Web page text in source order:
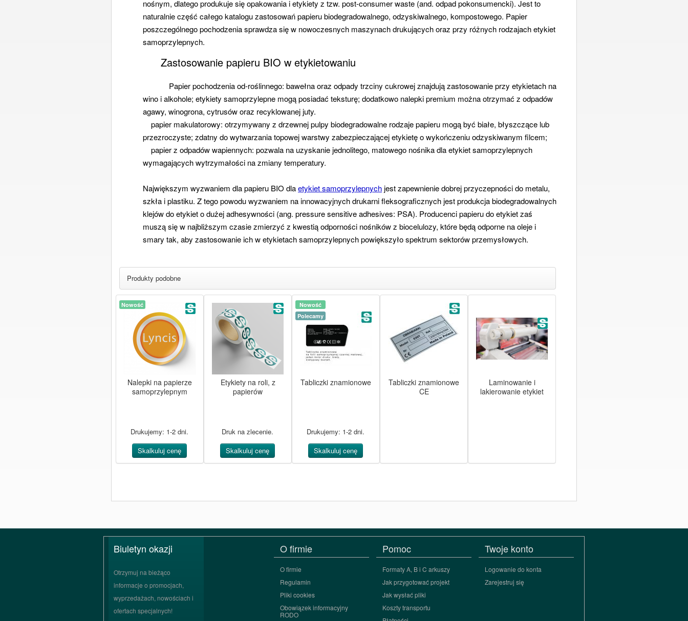
nośnym, dlatego produkuje się opakowania i etykiety z tzw. post-consumer waste (and. odpad pokonsumencki). Jest to
naturalnie część całego katalogu zastosowań papieru biodegradowalnego, odzyskiwalnego, kompostowego. Papier
poszczególnego pochodzenia sprawdza się w nowoczesnych maszynach drukujących oraz przy różnych rodzajach etykiet
samoprzylepnych.
Zastosowanie papieru BIO w etykietowaniu
Papier pochodzenia od-roślinnego: bawełna oraz odpady trzciny cukrowej znajdują zastosowanie przy etykietach na
wino i alkohole; etykiety samoprzylepne mogą posiadać teksturę; dodatkowo nalepki premium można otrzymać z odpadów
agawy, winogrona, cytrusów oraz recyklowanej juty.
papier makulatorowy: otrzymywany z drzewnej pulpy biodegradowalne rodzaje papieru mogą być białe, błyszczące lub
przezroczyste; zdatny do wytwarzania topowej warstwy zabezpieczającej etykietę o wykończeniu odzyskiwanym filcem;
papier z odpadów wapiennych: pozwala na uzyskanie jednolitego, matowego nośnika dla etykiet samoprzylepnych
wymagających wytrzymałości na zmiany temperatury.
Największym wyzwaniem dla papieru BIO dlaetykiet samoprzylepnychjest zapewnienie dobrej przyczepności do metalu,
szkła i plastiku. Z tego powodu wyzwaniem na innowacyjnych drukarni fleksograficznych jest produkcja biodegradowalnych
klejów do etykiet o dużej adhesywności (ang. pressure sensitive adhesives: PSA). Producenci papieru do etykiet zaś
muszą się w najbliższym czasie zmierzyć z kwestią odporności nośników z biocelulozy, które będą odporne na oleje i
smary tak, aby zastosowanie ich w etykietach samoprzylepnych powiększyło spektrum sektorów przemysłowych.
Produkty podobne
Nowość
Nalepki na papierze
samoprzylepnym
Skalkuluj cenę
Drukujemy: 1-2 dni.
Etykiety na roli, z
papierów
Skalkuluj cenę
Druk na zlecenie.
Nowość
Polecamy
Tabliczki znamionowe
Skalkuluj cenę
Drukujemy: 1-2 dni.
Tabliczki znamionowe
CE
Laminowanie i
lakierowanie etykiet
Biuletyn okazji
Otrzymuj na bieżąco
informacje o promocjach,
wyprzedażach, nowościach i
ofertach specjalnych!
O firmie
O firmie
Regulamin
Pliki cookies
Obowiązek informacyjny
RODO
Pomoc
Formaty A, B i C arkuszy
Jak przygotować projekt
Jak wysłać pliki
Koszty transportu
Twoje konto
Logowanie do konta
Zarejestruj się